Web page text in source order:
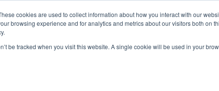
cookies are used to collect information about how you interact with our
browsing experience and for analytics and metrics about our visitors both on
be tracked when you visit this website. A single cookie will be used in your